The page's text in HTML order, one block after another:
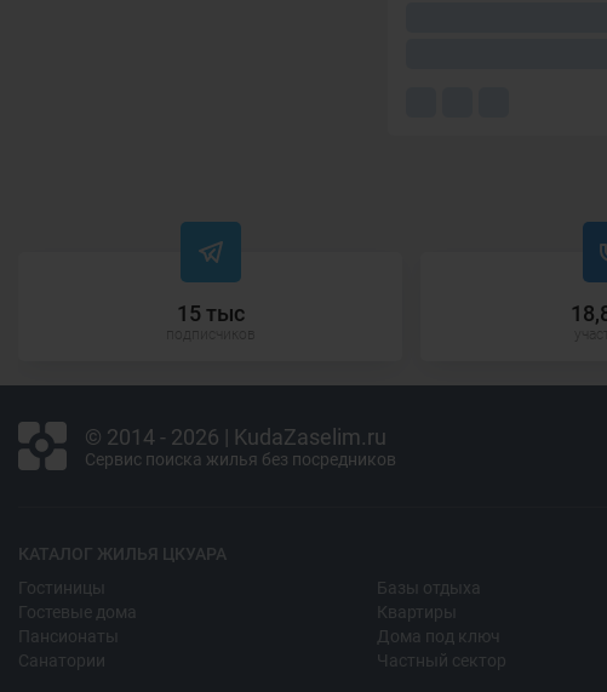
15 тыс
© 2014 - 2026 | KudaZaselim.ru
Сервис поиска жилья без посредников
КАТАЛОГ ЖИЛЬЯ ЦКУАРА
Гостиницы
Гостевые дома
Пансионаты
Санатории
Базы отдыха
Квартиры
Дома под ключ
Частный сектор